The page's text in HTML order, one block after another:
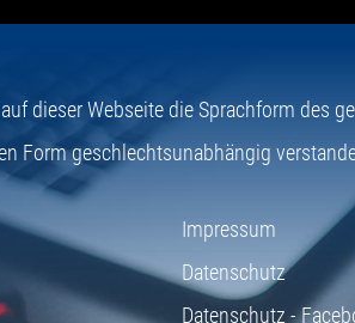
dieser Webseite die Sprachform des
Form geschlechtsunabhängig
Impressum
Datenschutz
Datenschutz -